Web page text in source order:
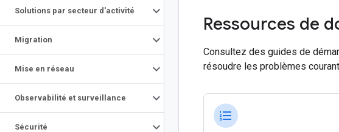
Solutions par secteur d'activité
Migration
Mise en réseau
Observabilité et surveillance
Sécurité
Ressources de
Consultez des guides de
résoudre les problèmes
format_list_numbered